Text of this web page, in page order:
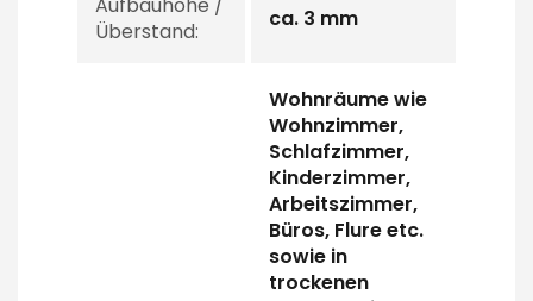
Überstand:
ca. 3 mm
Wohnräume wie
Wohnzimmer,
Schlafzimmer,
Kinderzimmer,
Arbeitszimmer,
Büros, Flure etc.
sowie in
trockenen